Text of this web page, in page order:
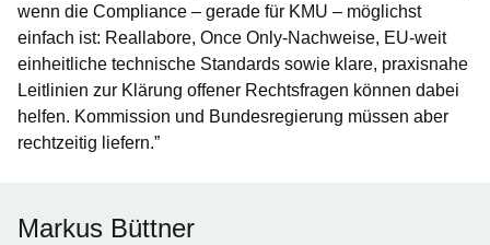
wenn die Compliance – gerade für KMU – möglichst
einfach ist: Reallabore, Once Only-Nachweise, EU-weit
einheitliche technische Standards sowie klare, praxisnahe
Leitlinien zur Klärung offener Rechtsfragen können dabei
helfen. Kommission und Bundesregierung müssen aber
rechtzeitig liefern.”
Markus Büttner